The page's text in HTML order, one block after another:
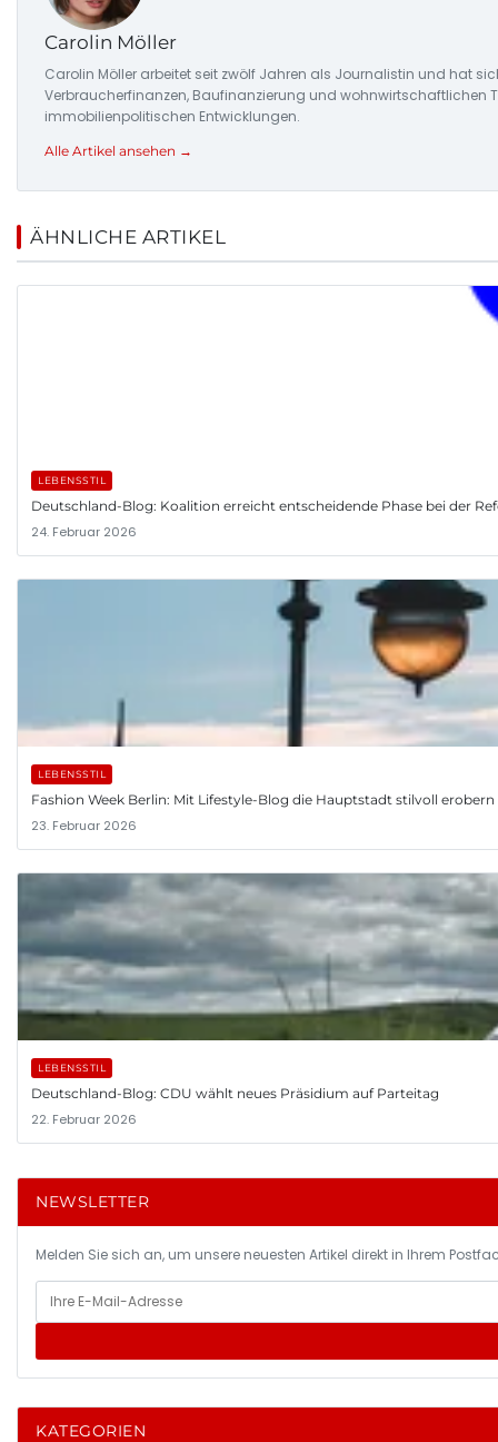
Carolin Möller
Carolin Möller arbeitet seit zwölf Jahren als Journalistin und hat
Verbraucherfinanzen, Baufinanzierung und wohnwirtschaftlichen
immobilienpolitischen Entwicklungen.
Alle Artikel ansehen →
ÄHNLICHE ARTIKEL
LEBENSSTIL
Deutschland-Blog: Koalition erreicht entscheidende Phase bei der
24. Februar 2026
LEBENSSTIL
Fashion Week Berlin: Mit Lifestyle-Blog die Hauptstadt stilvoll erobern
23. Februar 2026
LEBENSSTIL
Deutschland-Blog: CDU wählt neues Präsidium auf Parteitag
22. Februar 2026
NEWSLETTER
Melden Sie sich an, um unsere neuesten Artikel direkt in Ihrem
KATEGORIEN